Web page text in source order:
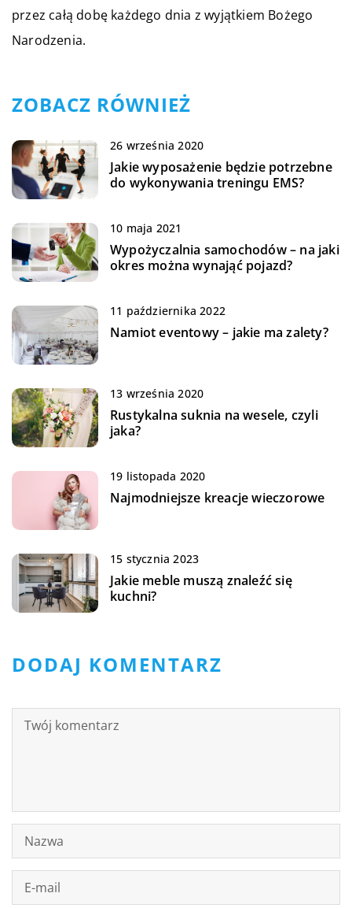
przez całą dobę każdego dnia z wyjątkiem Bożego
Narodzenia.
ZOBACZ RÓWNIEŻ
26 września 2020
Jakie wyposażenie będzie potrzebne
do wykonywania treningu EMS?
10 maja 2021
Wypożyczalnia samochodów – na jaki
okres można wynająć pojazd?
11 października 2022
Namiot eventowy – jakie ma zalety?
13 września 2020
Rustykalna suknia na wesele, czyli
jaka?
19 listopada 2020
Najmodniejsze kreacje wieczorowe
15 stycznia 2023
Jakie meble muszą znaleźć się
kuchni?
DODAJ KOMENTARZ